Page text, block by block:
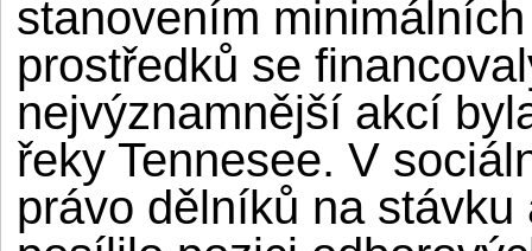
stanovením
prostředků se
nejvýznamnější akcí
řeky Tennesee. V
právo dělníků na